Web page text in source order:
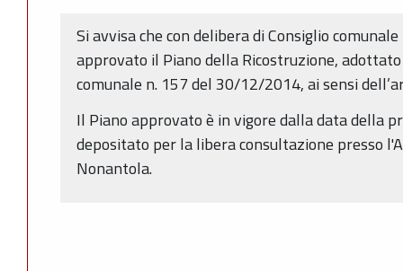
Si avvisa che con delibera di Consiglio
approvato il Piano della Ricostruzione,
comunale n. 157 del 30/12/2014, ai sensi
Il Piano approvato è in vigore dalla data della
depositato per la libera consultazione presso
Nonantola.